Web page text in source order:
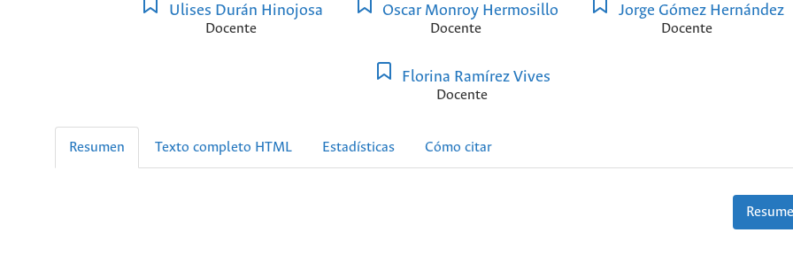
Ulises Durán Hinojosa
Docente
Oscar Monroy Hermosillo
Docente
Jorge Gómez Hernández
Docente
Florina Ramírez Vives
Docente
Resumen Texto completo HTML Estadísticas Cómo citar